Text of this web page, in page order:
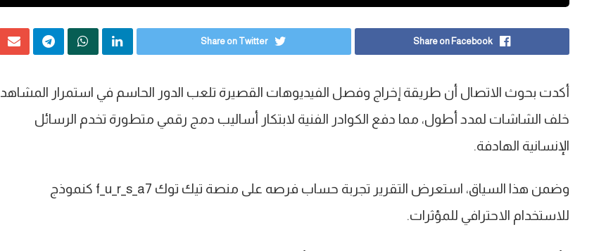
Share on Facebook
Share on Twitter
أكدت بحوث الاتصال أن طريقة إخراج وفصل الفيديوهات القصيرة تلعب الدور الحاسم في استمرار المشاهد
خلف الشاشات لمدد أطول، مما دفع الكوادر الفنية لابتكار أساليب دمج رقمي متطورة تخدم الرسائل
الإنسانية الهادفة.
وضمن هذا السياق، استعرض التقرير تجربة حساب فرصه على منصة تيك توك f_u_r_s_a7 كنموذج
للاستخدام الاحترافي للمؤثرات.